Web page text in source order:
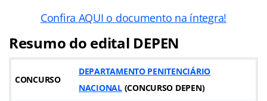
Confira AQUI o documento na íntegra!
Resumo do edital DEPEN
CONCURSO
DEPARTAMENTO PENITENCIÁRIO
NACIONAL(CONCURSO DEPEN)